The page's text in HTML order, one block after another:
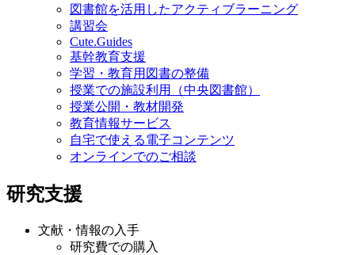
図書館を活用したアクティブラーニング
講習会
Cute.Guides
基幹教育支援
学習・教育用図書の整備
授業での施設利用（中央図書館）
授業公開・教材開発
教育情報サービス
自宅で使える電子コンテンツ
オンラインでのご相談
研究支援
文献・情報の入手
研究費での購入